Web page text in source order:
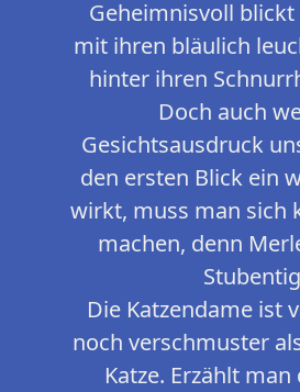
Geheimnisvoll
mit ihren bläulich
hinter ihren
Doch auch
Gesichtsausdruck
den ersten Blick ein
wirkt, muss man sich
machen, denn
Die Katzendame ist
noch verschmuster
Katze. Erzählt